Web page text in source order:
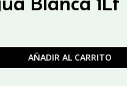
AÑADIR AL CARRITO